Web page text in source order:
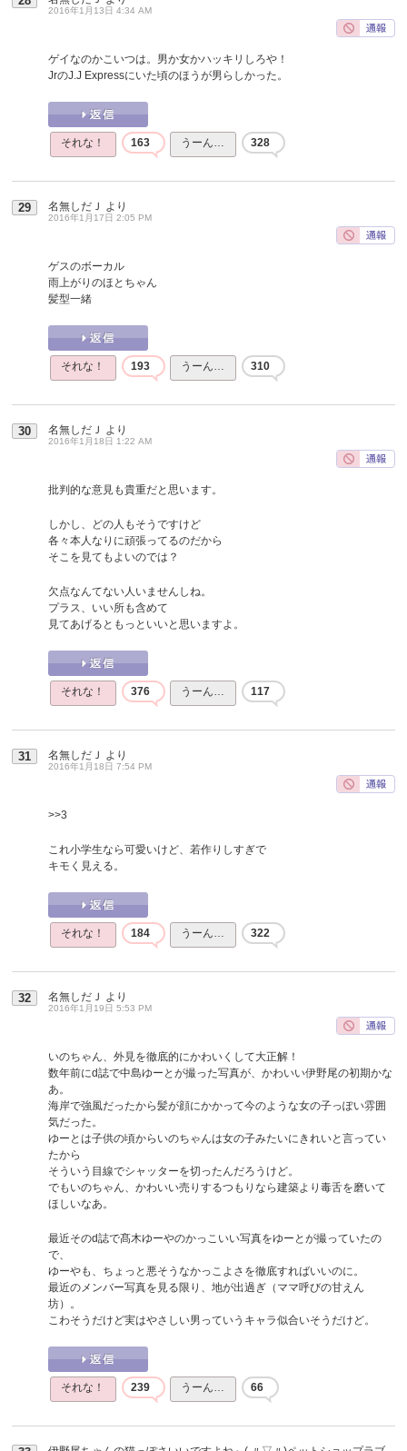
2016年1月13日 4:34 AM
ゲイなのかこいつは。男か女かハッキリしろや！
JrのJ.J Expressにいた頃のほうが男らしかった。
それな！ 163 うーん… 328
29 名無しだＪ より
2016年1月17日 2:05 PM
ゲスのボーカル
雨上がりのほとちゃん
髪型一緒
それな！ 193 うーん… 310
30 名無しだＪ より
2016年1月18日 1:22 AM
批判的な意見も貴重だと思います。
しかし、どの人もそうですけど
各々本人なりに頑張ってるのだから
そこを見てもよいのでは？
欠点なんてない人いませんしね。
プラス、いい所も含めて
見てあげるともっといいと思いますよ。
それな！ 376 うーん… 117
31 名無しだＪ より
2016年1月18日 7:54 PM
>>3
これ小学生なら可愛いけど、若作りしすぎで
キモく見える。
それな！ 184 うーん… 322
32 名無しだＪ より
2016年1月19日 5:53 PM
いのちゃん、外見を徹底的にかわいくして大正解！
数年前にd誌で中島ゆーとが撮った写真が、かわいい伊野尾の初期かな
あ。
海岸で強風だったから髪が顔にかかって今のような女の子っぽい雰囲
気だった。
ゆーとは子供の頃からいのちゃんは女の子みたいにきれいと言ってい
たから
そういう目線でシャッターを切ったんだろうけど。
でもいのちゃん、かわいい売りするつもりなら建築より毒舌を磨いて
ほしいなあ。
最近そのd誌で髙木ゆーやのかっこいい写真をゆーとが撮っていたの
で、
ゆーやも、ちょっと悪そうなかっこよさを徹底すればいいのに。
最近のメンバー写真を見る限り、地が出過ぎ（ママ呼びの甘えん
坊）。
こわそうだけど実はやさしい男っていうキャラ似合いそうだけど。
それな！ 239 うーん… 66